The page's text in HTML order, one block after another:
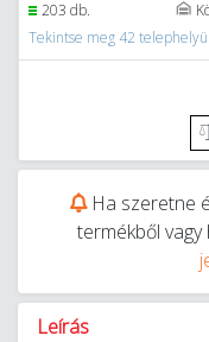
203 db.
Tekintse meg 42
Ha szeretne
termékből
Leírás